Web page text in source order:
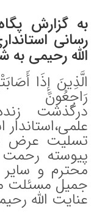
به گزارش
رسانی
الله رحیمی
الَّذِینَ إِذَا
رَاجِعُونَ
درگذشت
تسلیت عرض
پیوسته رحمت
محترم و
جمیل مسئلت
عنایت الله